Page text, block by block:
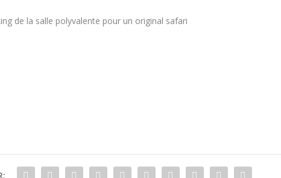
de la salle polyvalente pour un original safari